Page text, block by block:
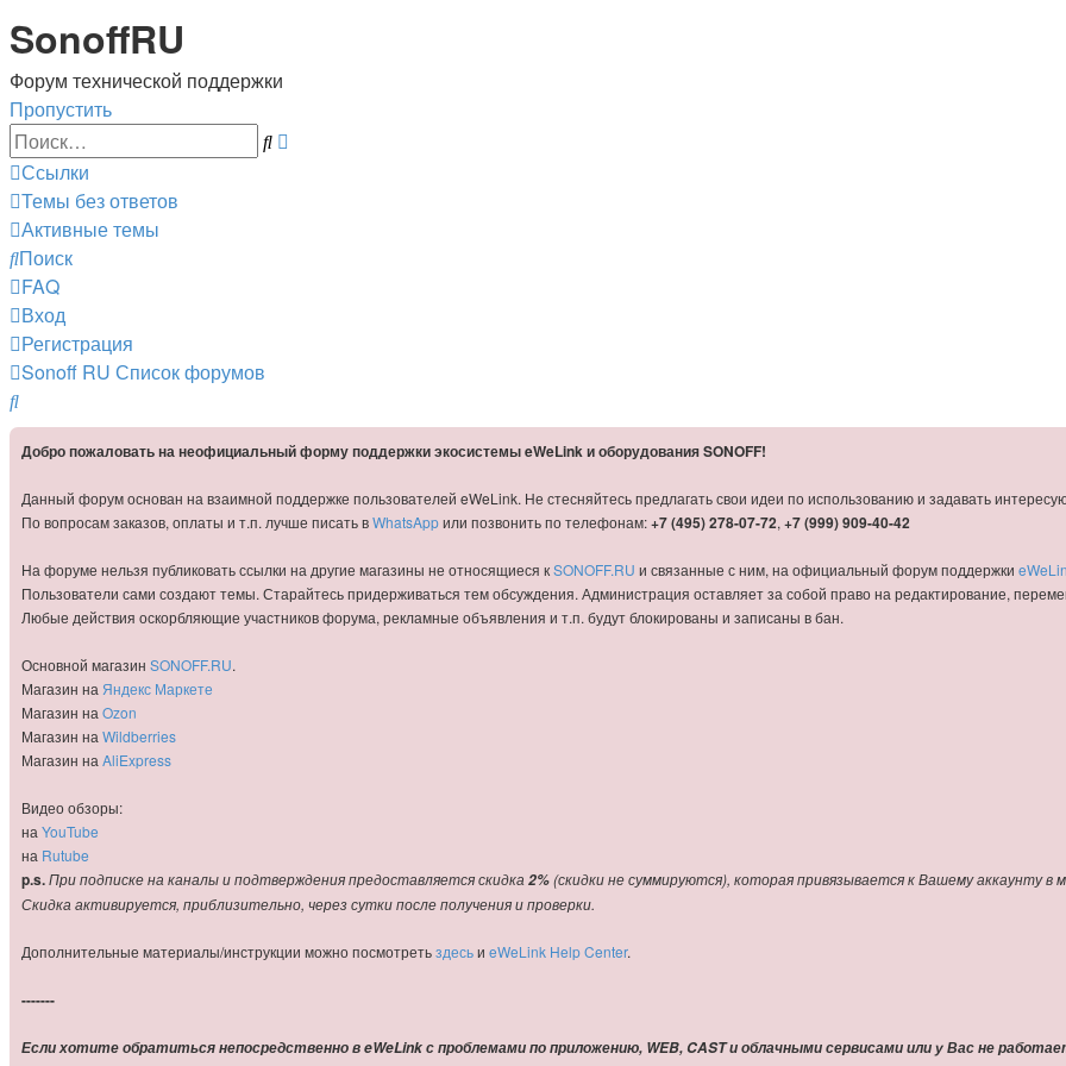
SonoffRU
Форум технической поддержки
Пропустить
Поиск
Ссылки
Темы без ответов
Активные темы
Поиск
FAQ
Вход
Регистрация
Sonoff RU Список форумов
Поиск
Добро пожаловать на неофициальный форму поддержки экосистемы eWeLink и оборудования SONOFF!
Данный форум основан на взаимной поддержке пользователей eWeLink. Не стесняйтесь предлагать свои идеи по использованию и задавать
По вопросам заказов, оплаты и т.п. лучше писать вWhatsAppили позвонить по телефонам:+7 (495) 278-07-72, +7 (999) 909-40-42
На форуме нельзя публиковать ссылки на другие магазины не относящиеся кSONOFF.RU и связанные с ним, на официальный форум поддержки
Пользователи сами создают темы. Старайтесь придерживаться тем обсуждения. Администрация оставляет за собой право на редактирование,
Любые действия оскорбляющие участников форума, рекламные объявления и т.п. будут блокированы и записаны в бан.
Основной магазин SONOFF.RU.
Магазин на Яндекс Маркете
Магазин на Ozon
Магазин на Wildberries
Магазин на AliExpress
Видео обзоры:
на YouTube
на Rutube
p.s.При подписке на каналы и подтверждения предоставляется скидка 2%(скидки не суммируются), которая привязывается к Вашему аккаунту
Скидка активируется, приблизительно, через сутки после получения и проверки.
Дополнительные материалы/инструкции можно посмотретьздесьи eWeLink Help Center.
-------
Если хотите обратиться непосредственно в eWeLink с проблемами по приложению, WEB, CAST и облачными сервисами или у Вас не